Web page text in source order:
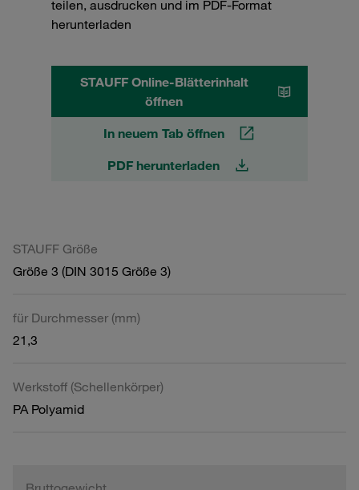
teilen, ausdrucken und im PDF-Format
herunterladen
STAUFF Online-Blätterinhalt
öffnen
In neuem Tab öffnen
PDF herunterladen
STAUFF Größe
Größe 3 (DIN 3015 Größe 3)
für Durchmesser (mm)
21,3
Werkstoff (Schellenkörper)
PA Polyamid